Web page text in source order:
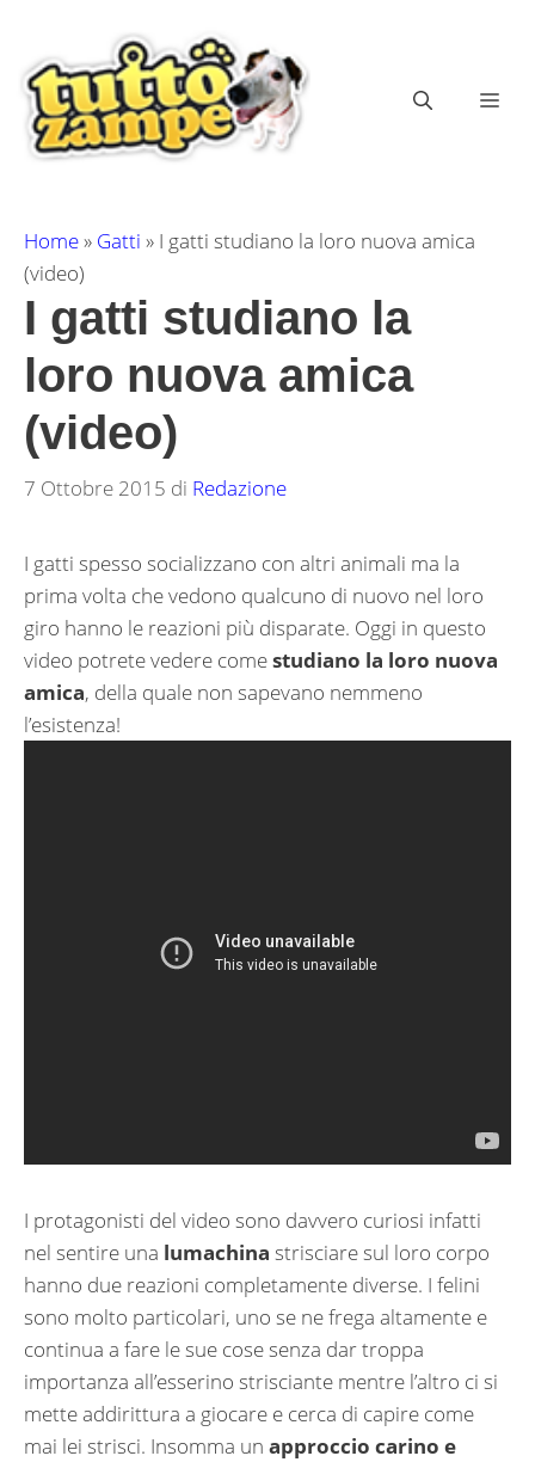
contenuto
Home» Gatti » I gatti studiano la loro nuova amica
(video)
I gatti studiano la
loro nuova amica
(video)
7 Ottobre 2015 di Redazione
I gatti spesso socializzano con altri animali ma la
prima volta che vedono qualcuno di nuovo nel loro
giro hanno le reazioni più disparate. Oggi in questo
video potrete vedere comestudiano la loro nuova
amica, della quale non sapevano nemmeno
l’esistenza!
I protagonisti del video sono davvero curiosi infatti
nel sentire una lumachina strisciare sul loro corpo
hanno due reazioni completamente diverse. I felini
sono molto particolari, uno se ne frega altamente e
continua a fare le sue cose senza dar troppa
importanza all’esserino strisciante mentre l’altro ci si
mette addirittura a giocare e cerca di capire come
mai lei strisci. Insomma un approccio carino e